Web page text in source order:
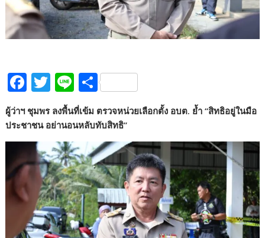
F
e
b
o
o
k
T
w
itt
er
Li
n
e
S
ar
e
ผู้ว่าฯ ชุมพร ลงพื้นที่เข้ม ตรวจหน่วยเลือกตั้ง อบต. ย้ำ “สิทธิอยู่ในมือ
ประชาชน อย่านอนหลับทับสิทธิ”